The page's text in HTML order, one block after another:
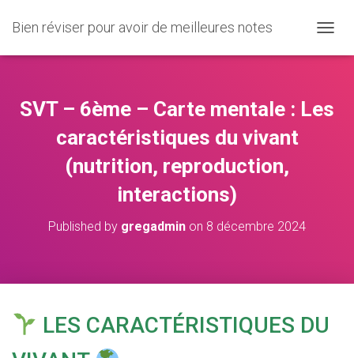
Bien réviser pour avoir de meilleures notes
U
R
SVT – 6ème – Carte mentale : Les
caractéristiques du vivant
(nutrition, reproduction,
interactions)
Published by gregadmin on 8 décembre 2024
LES CARACTÉRISTIQUES DU